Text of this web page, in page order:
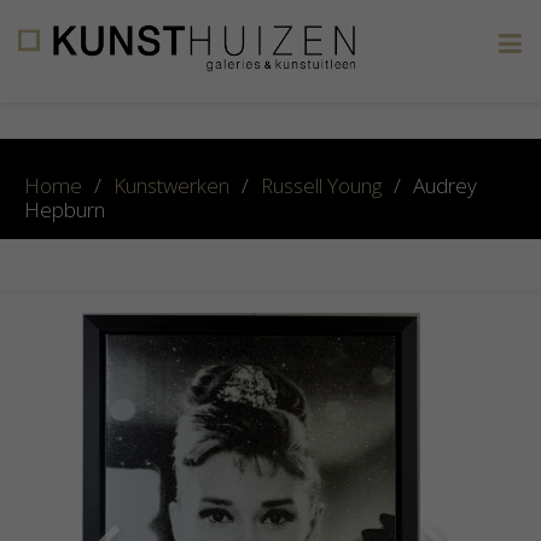
Home / Kunstwerken / Russell Young / Audrey
Hepburn